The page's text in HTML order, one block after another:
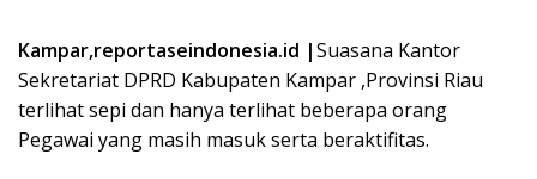
Kampar,reportaseindonesia.id |Suasana Kantor
Sekretariat DPRD Kabupaten Kampar ,Provinsi Riau
terlihat sepi dan hanya terlihat beberapa orang
Pegawai yang masih masuk serta beraktifitas.